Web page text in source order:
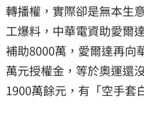
轉播權，實際卻是無本生
工爆料，中華電資助愛爾
補助8000萬，愛爾達再向
萬元授權金，等於奧運還
1900萬餘元，有「空手套